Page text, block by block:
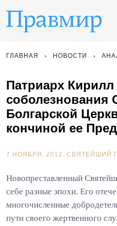
ГЛАВНАЯ НОВОСТИ
Патриарх
соболезнования
Болгарской
кончиной ее
7 НОЯБРЯ, 2012. СВЯТЕЙШИЙ
Новопреставленный
себе разные эпохи. Его
многочисленные
пути своего жертвенного